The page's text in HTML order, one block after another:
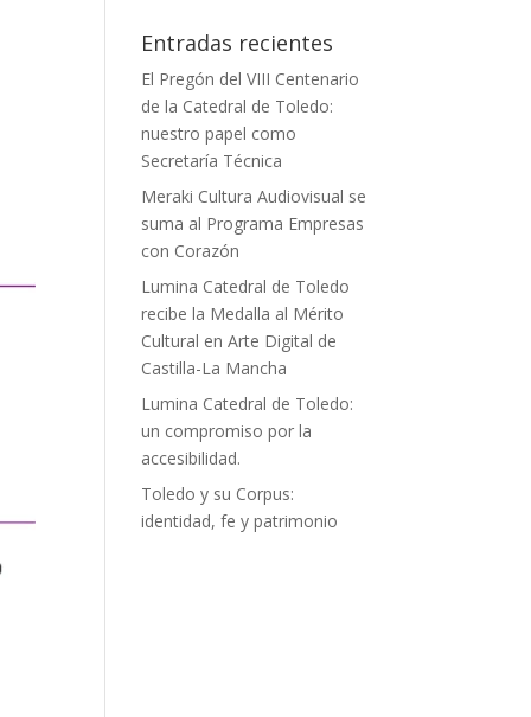
Entradas recientes
El Pregón del VIII Centenario
de la Catedral de Toledo:
nuestro papel como
Secretaría Técnica
Meraki Cultura Audiovisual se
suma al Programa Empresas
con Corazón
Lumina Catedral de Toledo
recibe la Medalla al Mérito
Cultural en Arte Digital de
Castilla-La Mancha
Lumina Catedral de Toledo:
un compromiso por la
accesibilidad.
Toledo y su Corpus:
identidad, fe y patrimonio